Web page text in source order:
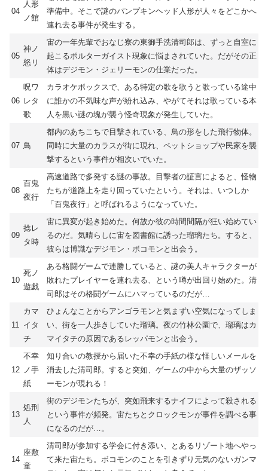
04
人形
ノ館
準備中。そこで謎のパンプキンヘッド人形が人々をどこかへ
連れ去る事件が発生する。
05
神ノ
怒リ
宙の一年先輩でおなじ寮の東御手洗清司郎は、ずっと自室に
起こるポルターガイスト現象に悩まされていた。だがその正
体はデジモン・ジェリーモンの仕業だった。
06
呪ワ
レタ
歌
カラオケボックスで、ある特定の歌を歌うと歌っている途中
に誰かの不気味な声が紛れ込み、やがてそれは歌っている本
人を黒い謎の塊が襲う怪奇現象が発生していた。
07 鳥
都内のあちこちで目撃されている、鳥の形をした飛行物体。
同時に大量のカラスが街に現れ、ペットショップや民家を襲
撃するという事件が相次いでいた。
08
百鬼
夜行
高速道路で多発する謎の事故。目撃者の証言によると、怪物
たちが道路上を走り回っていたという。それは、いつしか
「百鬼夜行」と呼ばれるようになっていた。
09
捻レ
タ時
宙に異変が起き始めた。何故か彼の時間間隔が狂い始めてい
るのだ。気晴らしに宙を図書館に誘った瑠璃たち。すると、
彼らは博識なデジモン・ボコモンと出会う。
10
死ノ
遊戯
ある格闘ゲームで連勝していると、謎の美人キャラクターが
敗れたプレイヤーを連れ去る、という噂が出回り始めた。清
司郎はその格闘ゲームにハマっているのだが…
11
カマ
イタ
チ
ひょんなことからアンゴラモンと気まずい空気になってしま
い、街を一人歩きしていた瑠璃。夜の竹林公園で、瑠璃はカ
マイタチの原因であるレッパモンと出会う。
12
不幸
ノ手
紙
知り合いの教授から届いた不幸の手紙の様な怪しいメールを
消去した清司郎。すると突如、ゲームの中から大量のザッソ
ーモンが現れる！
13
処刑
人
街のデジモンたちが、突如飛来するナイフによって殺される
という事件が頻発。宙たちとクロックモンが事件を調べる事
になるのだが…。
14
座敷
童
清司郎が参加する学会に付き添い、とあるリゾート地へやっ
て来た宙たち。ボコモンのことを引きずり元気のないガンマ